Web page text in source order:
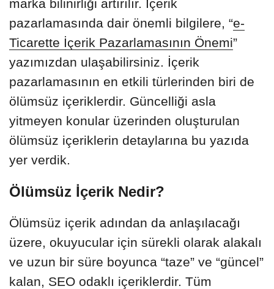
marka bilinirliği artırılır. İçerik
pazarlamasında dair önemli bilgilere, “e-
Ticarette İçerik Pazarlamasının Önemi”
yazımızdan ulaşabilirsiniz. İçerik
pazarlamasının en etkili türlerinden biri de
ölümsüz içeriklerdir. Güncelliği asla
yitmeyen konular üzerinden oluşturulan
ölümsüz içeriklerin detaylarına bu yazıda
yer verdik.
Ölümsüz İçerik Nedir?
Ölümsüz içerik adından da anlaşılacağı
üzere, okuyucular için sürekli olarak alakalı
ve uzun bir süre boyunca “taze” ve “güncel”
kalan, SEO odaklı içeriklerdir. Tüm